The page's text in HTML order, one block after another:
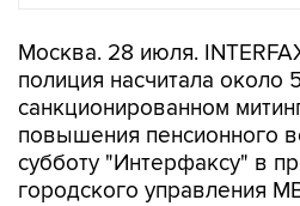
Москва. 28 июля.
полиция насчитала около
санкционированном
повышения пенсионного
субботу "Интерфаксу" в
городского управления